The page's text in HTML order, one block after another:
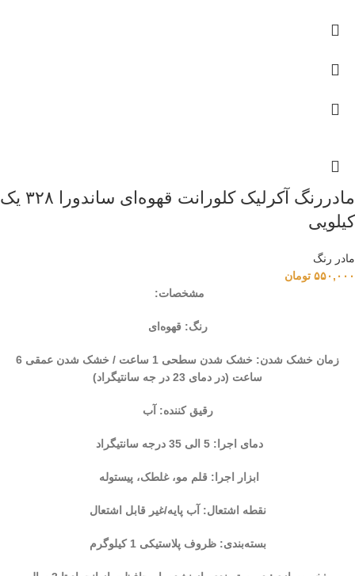
مادررنگ‌ آکرلیک کلورانت قهوه‌ای ساندورا ۳۲۸ یک
کیلویی
مادر رنگ
۵۵۰,۰۰۰ تومان
مشخصات:
رنگ: قهوه‌ای
زمان خشک شدن: خشک شدن سطحی 1 ساعت / خشک شدن عمقی 6
ساعت (در دمای 23 در جه سانتیگراد)
رقیق کننده: آب
دمای اجرا: 5 الی 35 درجه سانتیگراد
ابزار اجرا: قلم مو، غلطک، پیستوله
نقطه اشتعال: آب پایه/غیر قابل اشتعال
بسته‌بندی: ظروف پلاستیکی 1 کیلوگرم